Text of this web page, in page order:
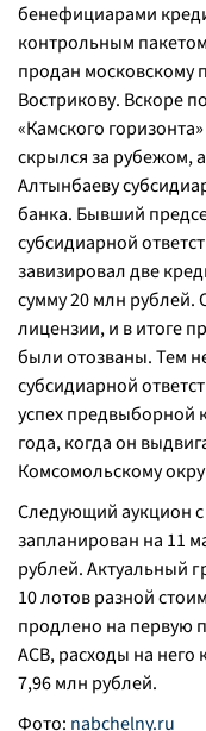
бенефициарами
контрольным
продан московскому
Вострикову. Вскоре
«Камского
скрылся за рубежом,
Алтынбаеву
банка. Бывший
субсидиарной
завизировал две
сумму 20 млн
лицензии, и в итоге
были отозваны. Тем
субсидиарной
успех предвыборной
года, когда он
Комсомольскому
Следующий аукцион с
запланирован на 11
рублей. Актуальный
10 лотов разной
продлено на первую
АСВ, расходы на него
7,96 млн рублей.
Фото: nabchelny.ru